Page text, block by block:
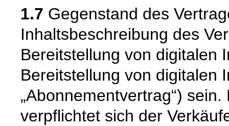
1.7 Gegenstand des
Inhaltsbeschreibung des
Bereitstellung von digitalen
Bereitstellung von digitalen
„Abonnementvertrag“)
verpflichtet sich der